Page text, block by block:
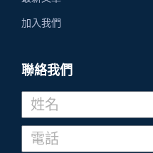
加入我們
聯絡我們